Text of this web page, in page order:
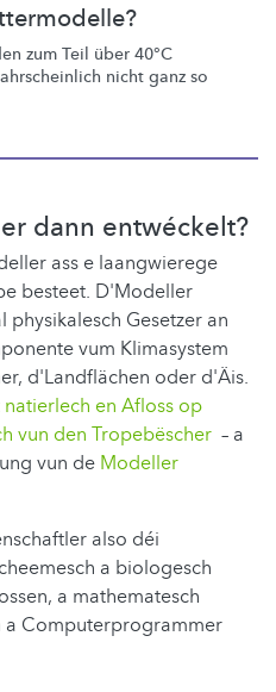
zum Teil über 40°C
nicht ganz so
dann entwéckelt?
ass e laangwierege
besteet. D'Modeller
Gesetzer an
vum Klimasystem
d'Landflächen oder d'Äis.
en Afloss op
vun den Tropebëscher – a
vun de Modeller
also déi
a biologesch
a mathematesch
a Computerprogrammer